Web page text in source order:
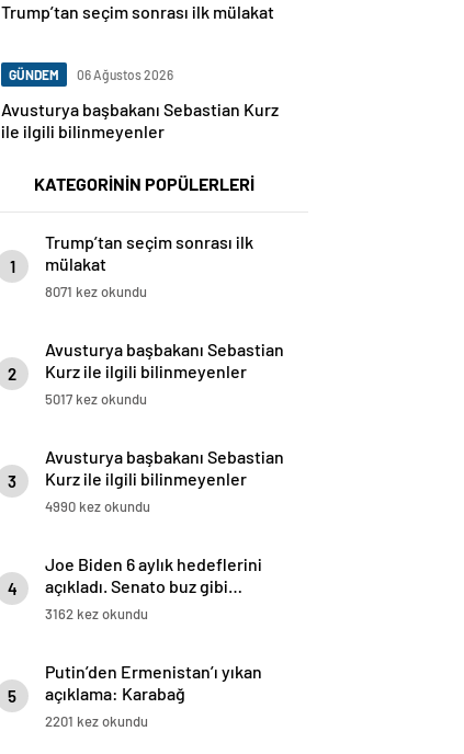
Trump’tan seçim sonrası ilk mülakat
GÜNDEM 06 Ağustos 2026
Avusturya başbakanı Sebastian Kurz
ile ilgili bilinmeyenler
KATEGORİNİN POPÜLERLERİ
1
Trump’tan seçim sonrası ilk
mülakat
8071 kez okundu
2
Avusturya başbakanı Sebastian
Kurz ile ilgili bilinmeyenler
5017 kez okundu
3
Avusturya başbakanı Sebastian
Kurz ile ilgili bilinmeyenler
4990 kez okundu
4
Joe Biden 6 aylık hedeflerini
açıkladı. Senato buz gibi…
3162 kez okundu
5
Putin’den Ermenistan’ı yıkan
açıklama: Karabağ
Azerbaycan’ın ayrılmaz bir
2201 kez okundu